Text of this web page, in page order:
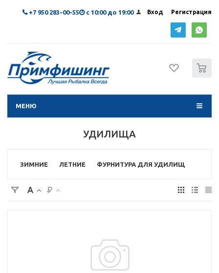
Вход Регистрация
+7 950 283-00-55 с 10:00 до 19:00
МЕНЮ
УДИЛИЩА
ЗИМНИЕ ЛЕТНИЕ ФУРНИТУРА ДЛЯ УДИЛИЩ